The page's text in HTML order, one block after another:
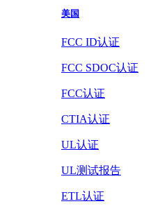
美国
FCC ID认证
FCC SDOC认证
FCC认证
CTIA认证
UL认证
UL测试报告
ETL认证